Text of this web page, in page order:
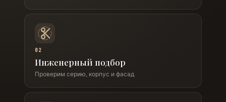
02
Инженерный подбор
Проверим серию, корпус и фасад